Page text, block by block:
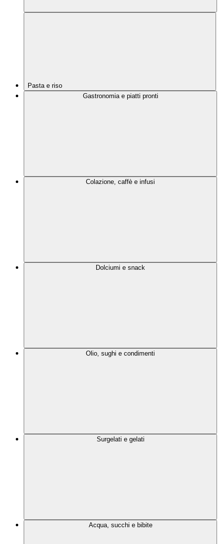
Pasta e riso
Gastronomia e piatti pronti
Colazione, caffè e infusi
Dolciumi e snack
Olio, sughi e condimenti
Surgelati e gelati
Acqua, succhi e bibite